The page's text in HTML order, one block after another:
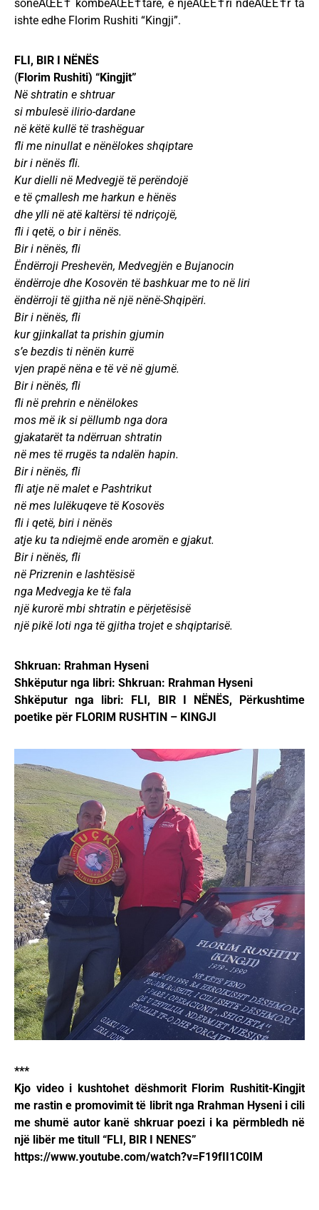
soneÃŒË† kombeÃŒË†tare, e njeÃŒË†ri ndeÃŒË†r ta
ishte edhe Florim Rushiti “Kingji”.
FLI, BIR I NËNËS
(Florim Rushiti) “Kingjit”
Në shtratin e shtruar
si mbulesë ilirio-dardane
në këtë kullë të trashëguar
fli me ninullat e nënëlokes shqiptare
bir i nënës fli.
Kur dielli në Medvegjë të perëndojë
e të çmallesh me harkun e hënës
dhe ylli në atë kaltërsi të ndriçojë,
fli i qetë, o bir i nënës.
Bir i nënës, fli
Ëndërroji Preshevën, Medvegjën e Bujanocin
ëndërroje dhe Kosovën të bashkuar me to në liri
ëndërroji të gjitha në një nënë-Shqipëri.
Bir i nënës, fli
kur gjinkallat ta prishin gjumin
s’e bezdis ti nënën kurrë
vjen prapë nëna e të vë në gjumë.
Bir i nënës, fli
fli në prehrin e nënëlokes
mos më ik si pëllumb nga dora
gjakatarët ta ndërruan shtratin
në mes të rrugës ta ndalën hapin.
Bir i nënës, fli
fli atje në malet e Pashtrikut
në mes lulëkuqeve të Kosovës
fli i qetë, biri i nënës
atje ku ta ndiejmë ende aromën e gjakut.
Bir i nënës, fli
në Prizrenin e lashtësisë
nga Medvegja ke të fala
një kurorë mbi shtratin e përjetësisë
një pikë loti nga të gjitha trojet e shqiptarisë.
Shkruan: Rrahman Hyseni
Shkëputur nga libri: Shkruan: Rrahman Hyseni
Shkëputur nga libri: FLI, BIR I NËNËS, Përkushtime
poetike për FLORIM RUSHTIN – KINGJI
***
Kjo video i kushtohet dëshmorit Florim Rushitit-Kingjit
me rastin e promovimit të librit nga Rrahman Hyseni i cili
me shumë autor kanë shkruar poezi i ka përmbledh në
një libër me titull “FLI, BIR I NENES”
https://www.youtube.com/watch?v=F19fII1C0IM